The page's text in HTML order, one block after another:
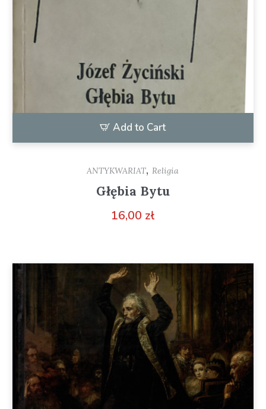
Add to Cart
ANTYKWARIAT, Religia
Głębia Bytu
16,00 zł